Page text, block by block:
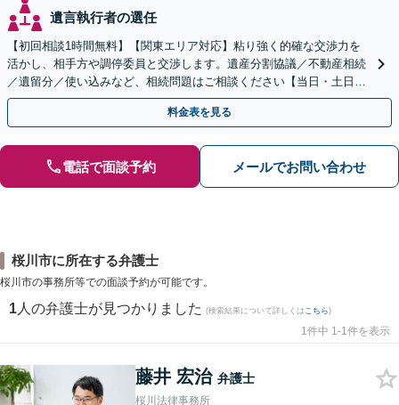
遺言執行者の選任
【初回相談1時間無料】【関東エリア対応】粘り強く的確な交渉力を
活かし、相手方や調停委員と交渉します。遺産分割協議／不動産相続
／遺留分／使い込みなど、相続問題はご相談ください【当日・土日対
応可】トラブル前の段階でも相談可。メール24時間受付
料金表を見る
電話で面談予約 メールでお問い合わせ
桜川市に所在する弁護士
桜川市の事務所等での面談予約が可能です。
1 人の弁護士が見つかりました (検索結果について詳しくは こちら)
1件中 1-1件を表示
藤井 宏治 弁護士
桜川法律事務所